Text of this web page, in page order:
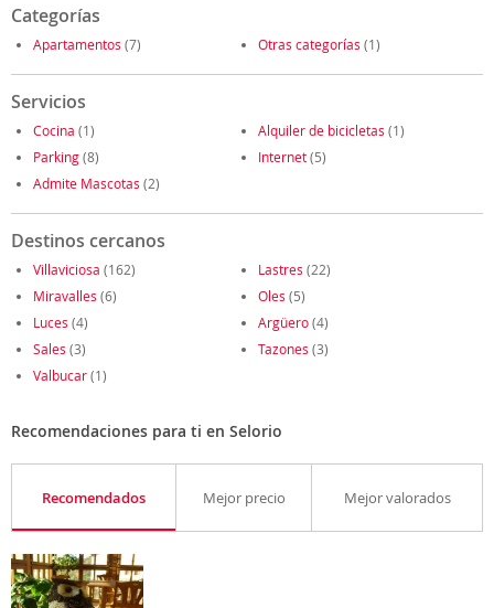
Categorías
Apartamentos (7) Otras categorías (1)
Servicios
Cocina (1) Alquiler de bicicletas (1)
Parking(8) Internet(5)
Admite Mascotas (2)
Destinos cercanos
Villaviciosa (162) Lastres (22)
Miravalles (6) Oles (5)
Luces (4) Argüero(4)
Sales (3) Tazones (3)
Valbucar(1)
Recomendaciones para ti en Selorio
Recomendados Mejor precio Mejor valorados